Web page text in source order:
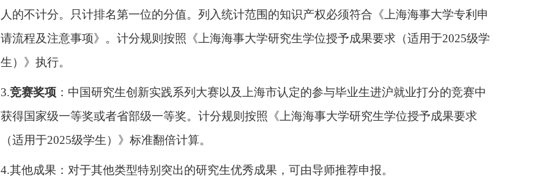
人的不计分。只计排名第一位的分值。列入统计范围的知识产权必须符合《上海海事大学专利申
请流程及注意事项》。 计分规则按照《上海海事大学研究生学位授予成果要求（适用于2025级学
生）》执行。
3.竞赛奖项 ： 中国研究生创新实践系列大赛以及 上海市认定的参与毕业生进沪就业打分的竞赛中
获得国家级一等奖或者省部级一等奖。 计分规则按照《上海海事大学研究生学位授予成果要求
（适用于2025级学生）》标准翻倍计算。
4.其他成果：对于其他类型特别突出的研究生优秀成果，可由导师推荐申报。